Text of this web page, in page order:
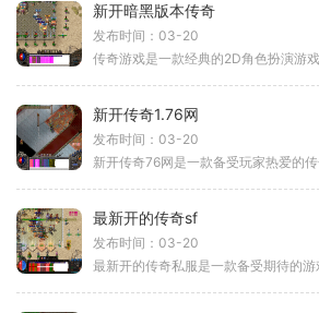
新开暗黑版本传奇
发布时间：03-20
新开传奇1.76网
发布时间：03-20
最新开的传奇sf
发布时间：03-20